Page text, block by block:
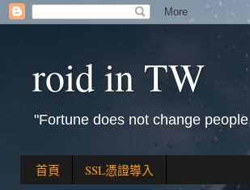
roid in TW
"Fortune does not change
首頁 SSL憑證導入